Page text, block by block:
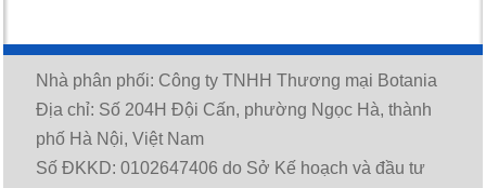
Nhà phân phối: Công ty TNHH Thương mại Botania
Địa chỉ: Số 204H Đội Cấn, phường Ngọc Hà, thành
phố Hà Nội, Việt Nam
Số ĐKKD: 0102647406 do Sở Kế hoạch và đầu tư